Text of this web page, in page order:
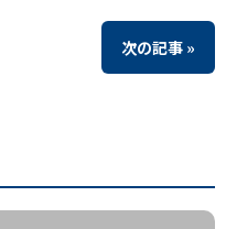
次の記事 »